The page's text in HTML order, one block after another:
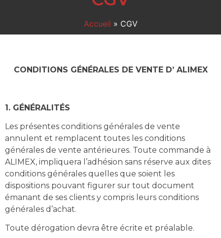
Accueil » CGV
CONDITIONS GÉNÉRALES DE VENTE D’ ALIMEX
1. GÉNÉRALITÉS
Les présentes conditions générales de vente
annulent et remplacent toutes les conditions
générales de vente antérieures. Toute commande à
ALIMEX, impliquera l’adhésion sans réserve aux dites
conditions générales quelles que soient les
dispositions pouvant figurer sur tout document
émanant de ses clients y compris leurs conditions
générales d’achat.
Toute dérogation devra être écrite et préalable.